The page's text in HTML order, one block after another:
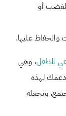
أو
والحفاظ عليها.
للطفل، وهي
دعمك لهذه
ويجعله